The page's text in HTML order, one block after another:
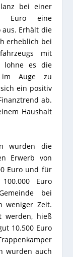
bei einer
Euro eine
aus. Erhält die
erheblich bei
mit
lohne es die
im Auge zu
ein positiv
ab.
Haushalt
wurden die
Erwerb von
Euro und für
Euro
bei
weniger Zeit.
werden, hieß
10.500 Euro
wurden auch